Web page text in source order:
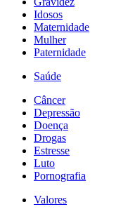
Idosos
Maternidade
Mulher
Paternidade
Saúde
Câncer
Depressão
Doença
Drogas
Estresse
Luto
Pornografia
Valores